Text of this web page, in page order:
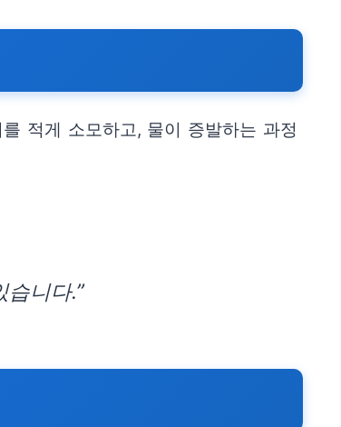
적게 소모하고, 물이 증발하는 과정
니다.”